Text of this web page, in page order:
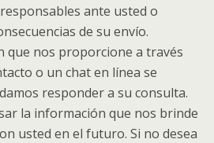
ante usted o
de su envío.
que nos proporcione a través
o un chat en línea se
responder a su consulta.
la información que nos brinde
usted en el futuro. Si no desea